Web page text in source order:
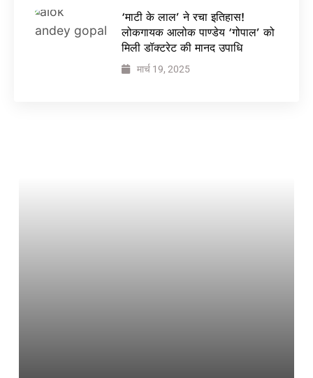
‘माटी के लाल’ ने रचा इतिहास!
लोकगायक आलोक पाण्डेय ‘गोपाल’ को
मिली डॉक्टरेट की मानद उपाधि
मार्च 19, 2025